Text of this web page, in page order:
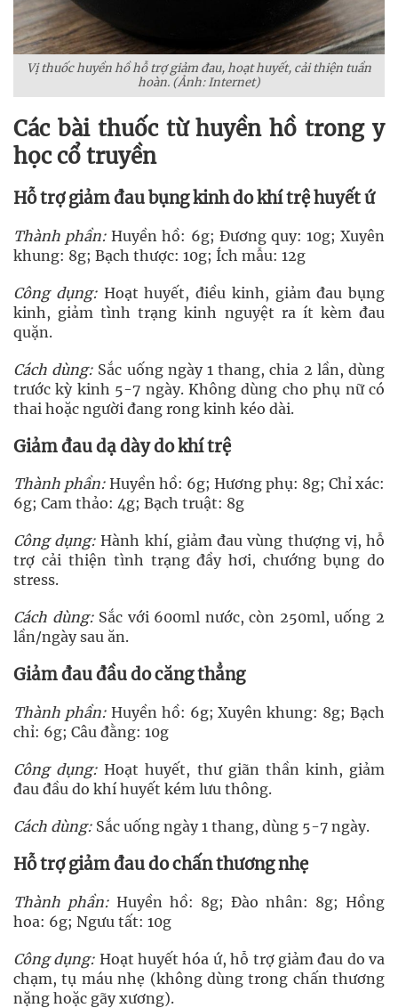
Vị thuốc huyền hồ hỗ trợ giảm đau, hoạt huyết, cải thiện tuần
hoàn. (Ảnh: Internet)
Các bài thuốc từ huyền hồ trong y
học cổ truyền
Hỗ trợ giảm đau bụng kinh do khí trệ huyết ứ
Thành phần: Huyền hồ: 6g; Đương quy: 10g; Xuyên
khung: 8g; Bạch thược: 10g; Ích mẫu: 12g
Công dụng: Hoạt huyết, điều kinh, giảm đau bụng
kinh, giảm tình trạng kinh nguyệt ra ít kèm đau
quặn.
Cách dùng: Sắc uống ngày 1 thang, chia 2 lần, dùng
trước kỳ kinh 5-7 ngày. Không dùng cho phụ nữ có
thai hoặc người đang rong kinh kéo dài.
Giảm đau dạ dày do khí trệ
Thành phần: Huyền hồ: 6g; Hương phụ: 8g; Chỉ xác:
6g; Cam thảo: 4g; Bạch truật: 8g
Công dụng:Hành khí, giảm đau vùng thượng vị, hỗ
trợ cải thiện tình trạng đầy hơi, chướng bụng do
stress.
Cách dùng: Sắc với 600ml nước, còn 250ml, uống 2
lần/ngày sau ăn.
Giảm đau đầu do căng thẳng
Thành phần:Huyền hồ: 6g; Xuyên khung: 8g; Bạch
chỉ: 6g; Câu đằng: 10g
Công dụng:Hoạt huyết, thư giãn thần kinh, giảm
đau đầu do khí huyết kém lưu thông.
Cách dùng: Sắc uống ngày 1 thang, dùng 5-7 ngày.
Hỗ trợ giảm đau do chấn thương nhẹ
Thành phần: Huyền hồ: 8g; Đào nhân: 8g; Hồng
hoa: 6g; Ngưu tất: 10g
Công dụng: Hoạt huyết hóa ứ, hỗ trợ giảm đau do va
chạm, tụ máu nhẹ (không dùng trong chấn thương
nặng hoặc gãy xương).